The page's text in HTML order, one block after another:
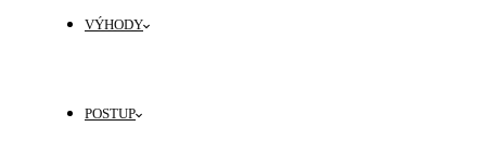
VÝHODY
POSTUP